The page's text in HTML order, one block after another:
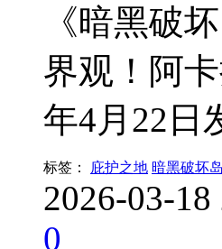
《暗黑破
界观！阿
年4月22日
标签： 庇护之地 暗黑破坏岛
2026-03-18
0